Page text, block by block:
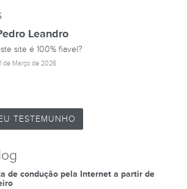
Leandro
site é 100% fiavel?
de Março de 2026
TESTEMUNHO
de condução pela Internet a partir de